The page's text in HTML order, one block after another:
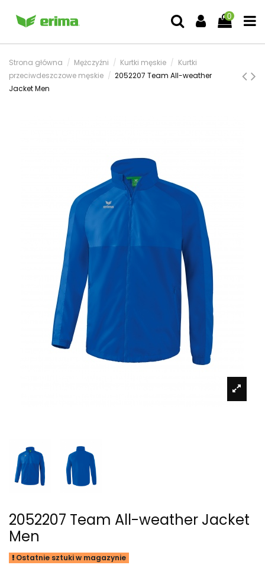
0
Strona główna Mężczyźni Kurtki męskie
Kurtki
przeciwdeszczowe męskie
2052207 Team All-weather
Jacket Men
2052207 Team All-weather Jacket
Men
Ostatnie sztuki w magazynie